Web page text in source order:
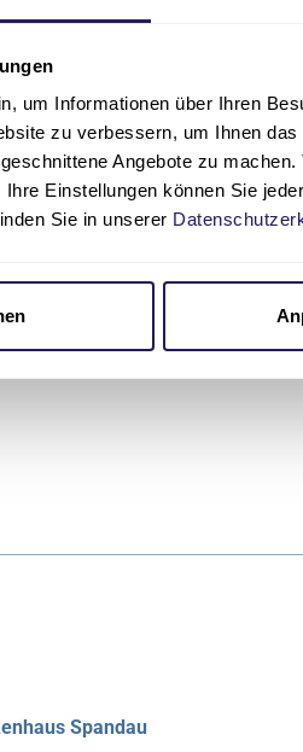
um Informationen über Ihren
zu verbessern, um Ihnen
Angebote zu
Einstellungen können Sie
Sie in unserer
Begegnung mit
Presseagentur und
Marie Das Bistro im
Proclusio Services
Spandau